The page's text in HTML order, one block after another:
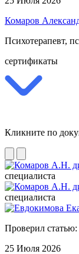
Комаров
Психотерапевт,
сертификаты
Кликните по
специалиста
специалиста
Проверил статью:
25 Июля 2026